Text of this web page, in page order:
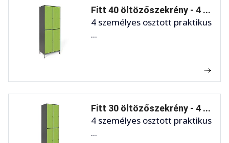
Fitt 40 öltözőszekrény - 4 ...
4 személyes osztott praktikus
...
Fitt 30 öltözőszekrény - 4 ...
4 személyes osztott praktikus
...